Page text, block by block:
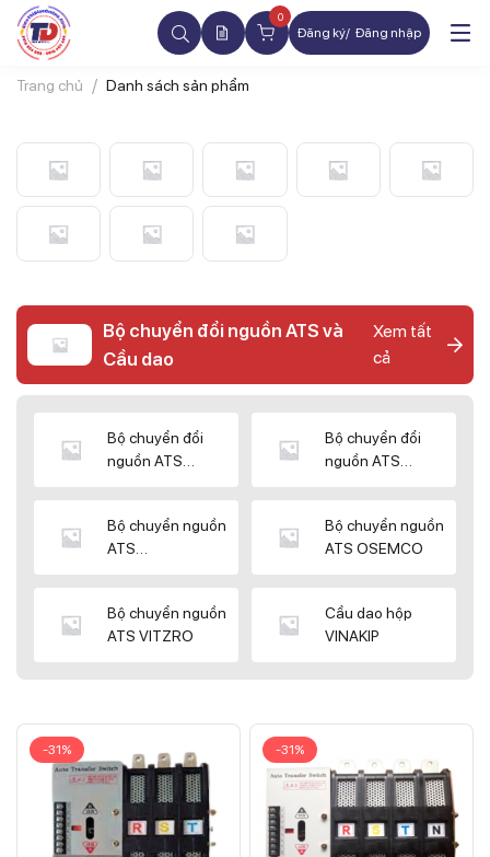
0
Đăng ký Đăng nhập
Trang chủ Danh sách sản phẩm
Bộ chuyển đổi nguồn ATS và
Cầu dao
Xem tất
cả
Bộ chuyển đổi
nguồn ATS
Bộ chuyển đổi
nguồn ATS
Bộ chuyển nguồn
ATS
Bộ chuyển nguồn
ATS OSEMCO
Bộ chuyển nguồn
ATS VITZRO
Cầu dao hộp
VINAKIP
-31% -31%